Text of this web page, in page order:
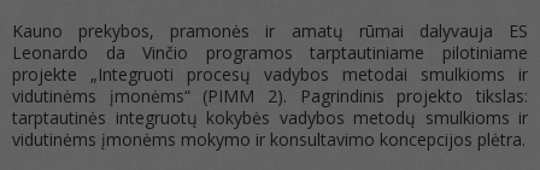
Kauno prekybos, pramonės ir amatų rūmai dalyvauja ES
Leonardo da Vinčio programos tarptautiniame pilotiniame
projekte „Integruoti procesų vadybos metodai smulkioms ir
vidutinėms įmonėms“ (PIMM 2). Pagrindinis projekto tikslas:
tarptautinės integruotų kokybės vadybos metodų smulkioms ir
vidutinėms įmonėms mokymo ir konsultavimo koncepcijos plėtra.